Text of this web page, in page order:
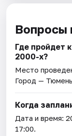
Вопросы
Где пройдет
2000-х?
Место
Город —
Когда
Дата и время:
17:00.